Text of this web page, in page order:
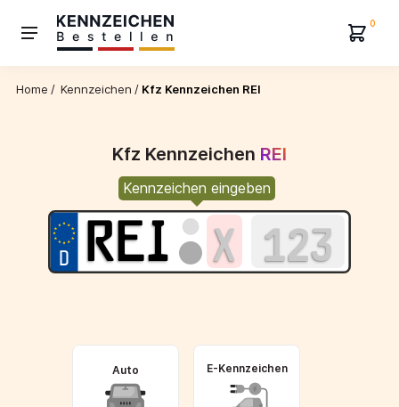
0
Home / Kennzeichen / Kfz Kennzeichen REI
Kfz Kennzeichen REI
Kennzeichen eingeben
Auto E-Kennzeichen